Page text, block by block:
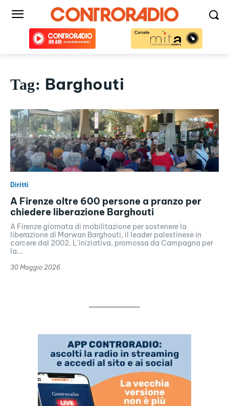
Tag: Barghouti
Diritti
A Firenze oltre 600 persone a pranzo per
chiedere liberazione Barghouti
A Firenze giornata di mobilitazione per sostenere la
liberazione di Marwan Barghouti, il leader palestinese in
carcere dal 2002. L'iniziativa, promossa da Campagna per
la...
30 Maggio 2026